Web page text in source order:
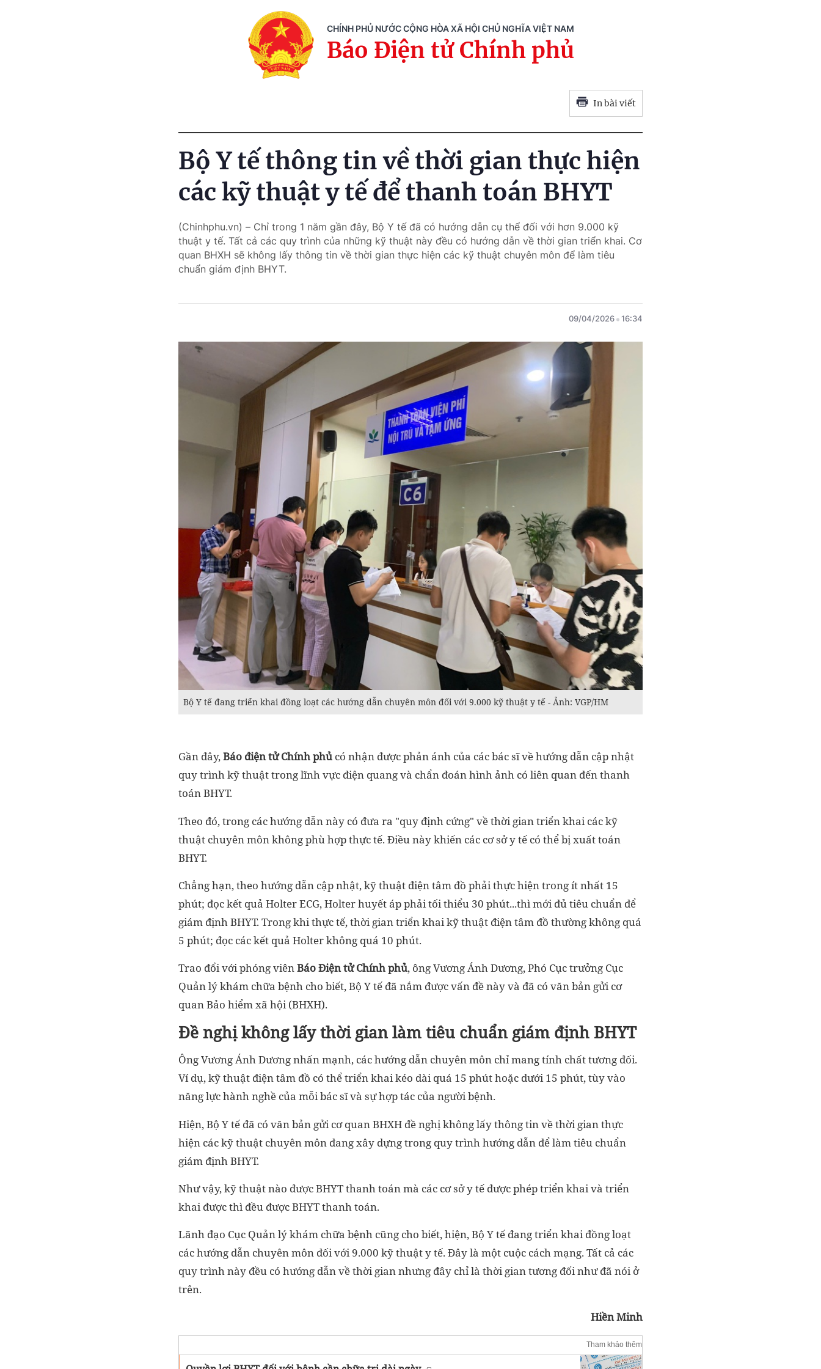
CHÍNH PHỦ NƯỚC CỘNG HÒA XÃ HỘI CHỦ NGHĨA VIỆT NAM
Báo Điện tử Chính phủ
In bài viết
Bộ Y tế thông tin về thời gian thực hiện
các kỹ thuật y tế để thanh toán BHYT
(Chinhphu.vn) – Chỉ trong 1 năm gần đây, Bộ Y tế đã có hướng dẫn cụ thể đối với hơn 9.000 kỹ
thuật y tế. Tất cả các quy trình của những kỹ thuật này đều có hướng dẫn về thời gian triển khai. Cơ
quan BHXH sẽ không lấy thông tin về thời gian thực hiện các kỹ thuật chuyên môn để làm tiêu
chuẩn giám định BHYT.
09/04/2026 16:34
Bộ Y tế đang triển khai đồng loạt các hướng dẫn chuyên môn đối với 9.000 kỹ thuật y tế - Ảnh: VGP/HM
Gần đây,Báo điện tử Chính phủ có nhận được phản ánh của các bác sĩ về hướng dẫn cập nhật
quy trình kỹ thuật trong lĩnh vực điện quang và chẩn đoán hình ảnh có liên quan đến thanh
toán BHYT.
Theo đó, trong các hướng dẫn này có đưa ra "quy định cứng" về thời gian triển khai các kỹ
thuật chuyên môn không phù hợp thực tế. Điều này khiến các cơ sở y tế có thể bị xuất toán
BHYT.
Chẳng hạn, theo hướng dẫn cập nhật, kỹ thuật điện tâm đồ phải thực hiện trong ít nhất 15
phút; đọc kết quả Holter ECG, Holter huyết áp phải tối thiểu 30 phút...thì mới đủ tiêu chuẩn để
giám định BHYT. Trong khi thực tế, thời gian triển khai kỹ thuật điện tâm đồ thường không quá
5 phút; đọc các kết quả Holter không quá 10 phút.
Trao đổi với phóng viênBáo Điện tử Chính phủ, ông Vương Ánh Dương, Phó Cục trưởng Cục
Quản lý khám chữa bệnh cho biết, Bộ Y tế đã nắm được vấn đề này và đã có văn bản gửi cơ
quan Bảo hiểm xã hội (BHXH).
Đề nghị không lấy thời gian làm tiêu chuẩn giám định BHYT
Ông Vương Ánh Dương nhấn mạnh, các hướng dẫn chuyên môn chỉ mang tính chất tương đối.
Ví dụ, kỹ thuật điện tâm đồ có thể triển khai kéo dài quá 15 phút hoặc dưới 15 phút, tùy vào
năng lực hành nghề của mỗi bác sĩ và sự hợp tác của người bệnh.
Hiện, Bộ Y tế đã có văn bản gửi cơ quan BHXH đề nghị không lấy thông tin về thời gian thực
hiện các kỹ thuật chuyên môn đang xây dựng trong quy trình hướng dẫn để làm tiêu chuẩn
giám định BHYT.
Như vậy, kỹ thuật nào được BHYT thanh toán mà các cơ sở y tế được phép triển khai và triển
khai được thì đều được BHYT thanh toán.
Lãnh đạo Cục Quản lý khám chữa bệnh cũng cho biết, hiện, Bộ Y tế đang triển khai đồng loạt
các hướng dẫn chuyên môn đối với 9.000 kỹ thuật y tế. Đây là một cuộc cách mạng. Tất cả các
quy trình này đều có hướng dẫn về thời gian nhưng đây chỉ là thời gian tương đối như đã nói ở
trên.
Hiền Minh
Tham khảo thêm